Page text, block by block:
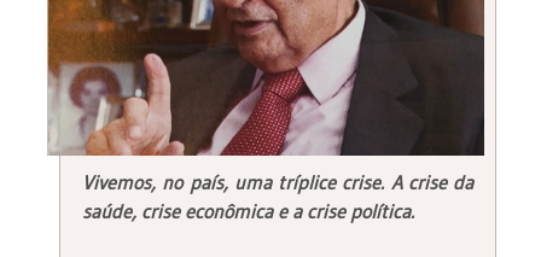
Vivemos, no país, uma tríplice crise. A crise da
saúde, crise econômica e a crise política.